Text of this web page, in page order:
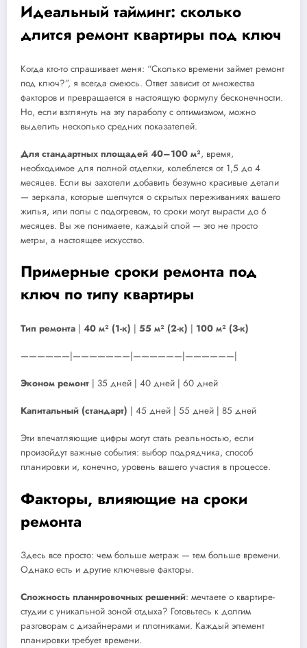
Идеальный тайминг: сколько
длится ремонт квартиры под ключ
Когда кто-то спрашивает меня: “Сколько времени займет ремонт
под ключ?”, я всегда смеюсь. Ответ зависит от множества
факторов и превращается в настоящую формулу бесконечности.
Но, если взглянуть на эту параболу с оптимизмом, можно
выделить несколько средних показателей.
Для стандартных площадей 40–100 м², время,
необходимое для полной отделки, колеблется от 1,5 до 4
месяцев. Если вы захотели добавить безумно красивые детали
— зеркала, которые шепчутся о скрытых переживаниях вашего
жилья, или полы с подогревом, то сроки могут вырасти до 6
месяцев. Вы же понимаете, каждый слой — это не просто
метры, а настоящее искусство.
Примерные сроки ремонта под
ключ по типу квартиры
Тип ремонта | 40 м² (1-к) | 55 м² (2-к) | 100 м² (3-к)
——————|———————|——————|——————|
Эконом ремонт | 35 дней | 40 дней | 60 дней
Капитальный (стандарт) | 45 дней | 55 дней | 85 дней
Эти впечатляющие цифры могут стать реальностью, если
произойдут важные события: выбор подрядчика, способ
планировки и, конечно, уровень вашего участия в процессе.
Факторы, влияющие на сроки
ремонта
Здесь все просто: чем больше метраж — тем больше времени.
Однако есть и другие ключевые факторы.
Сложность планировочных решений: мечтаете о квартире-
студии с уникальной зоной отдыха? Готовьтесь к долгим
разговорам с дизайнерами и плотниками. Каждый элемент
планировки требует времени.